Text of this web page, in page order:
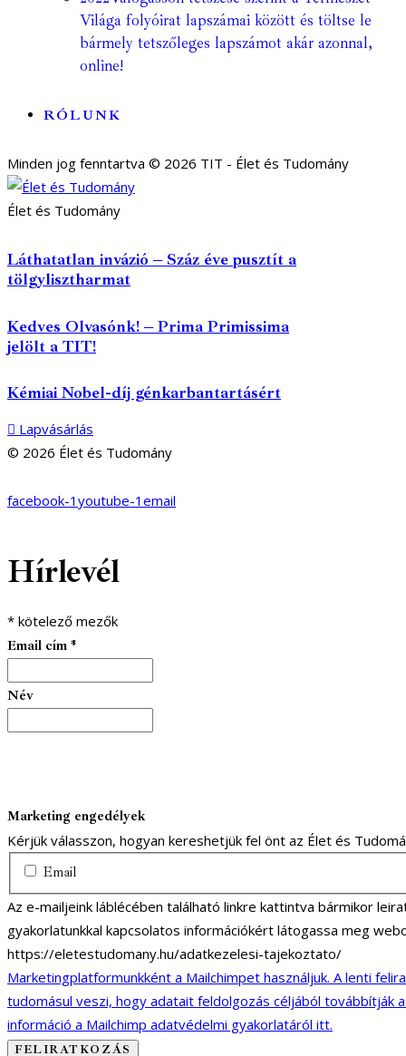
Világa folyóirat lapszámai között és töltse le
bármely tetszőleges lapszámot akár azonnal,
online!
RÓLUNK
Minden jog fenntartva © 2026 TIT - Élet és Tudomány
Élet és Tudomány
Láthatatlan invázió – Száz éve pusztít a
tölgylisztharmat
Kedves Olvasónk! – Prima Primissima
jelölt a TIT!
Kémiai Nobel-díj génkarbantartásért
Lapvásárlás
© 2026 Élet és Tudomány
facebook-1 youtube-1 email
Hírlevél
* kötelező mezők
Email cím *
Név
Marketing engedélyek
Kérjük válasszon, hogyan kereshetjük fel önt az Élet és
Email
Az e-mailjeink láblécében található linkre kattintva bármikor
gyakorlatunkkal kapcsolatos információkért látogassa meg
https://eletestudomany.hu/adatkezelesi-tajekoztato/
Marketingplatformunkként a Mailchimpet használjuk. A lenti
tudomásul veszi, hogy adatait feldolgozás céljából továbbítják
információ a Mailchimp adatvédelmi gyakorlatáról itt.